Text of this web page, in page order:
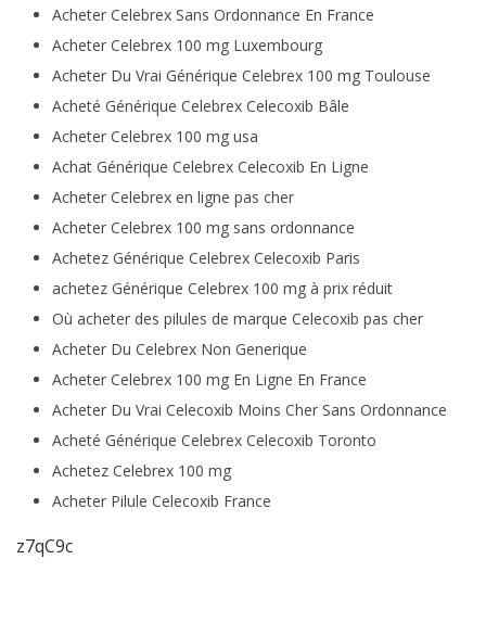
Acheter Celebrex Sans Ordonnance En France
Acheter Celebrex 100 mg Luxembourg
Acheter Du Vrai Générique Celebrex 100 mg Toulouse
Acheté Générique Celebrex Celecoxib Bâle
Acheter Celebrex 100 mg usa
Achat Générique Celebrex Celecoxib En Ligne
Acheter Celebrex en ligne pas cher
Acheter Celebrex 100 mg sans ordonnance
Achetez Générique Celebrex Celecoxib Paris
achetez Générique Celebrex 100 mg à prix réduit
Où acheter des pilules de marque Celecoxib pas cher
Acheter Du Celebrex Non Generique
Acheter Celebrex 100 mg En Ligne En France
Acheter Du Vrai Celecoxib Moins Cher Sans Ordonnance
Acheté Générique Celebrex Celecoxib Toronto
Achetez Celebrex 100 mg
Acheter Pilule Celecoxib France
z7qC9c